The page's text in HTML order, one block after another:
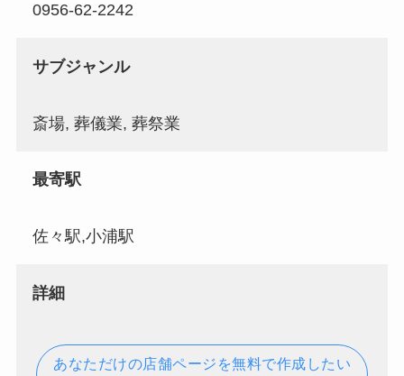
0956-62-2242
サブジャンル
斎場, 葬儀業, 葬祭業
最寄駅
佐々駅,小浦駅
詳細
あなただけの店舗ページを無料で作成したい